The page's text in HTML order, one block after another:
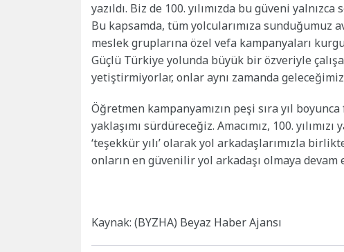
yazıldı. Biz de 100. yılımızda bu güveni
Bu kapsamda, tüm yolcularımıza sunduğumuz
meslek gruplarına özel vefa kampanyaları
Güçlü Türkiye yolunda büyük bir özveriyle
yetiştirmiyorlar, onlar aynı zamanda
Öğretmen kampanyamızın peşi sıra yıl
yaklaşımı sürdüreceğiz. Amacımız, 100.
‘teşekkür yılı’ olarak yol arkadaşlarımızla
onların en güvenilir yol arkadaşı olmaya devam
Kaynak: (BYZHA) Beyaz Haber Ajansı